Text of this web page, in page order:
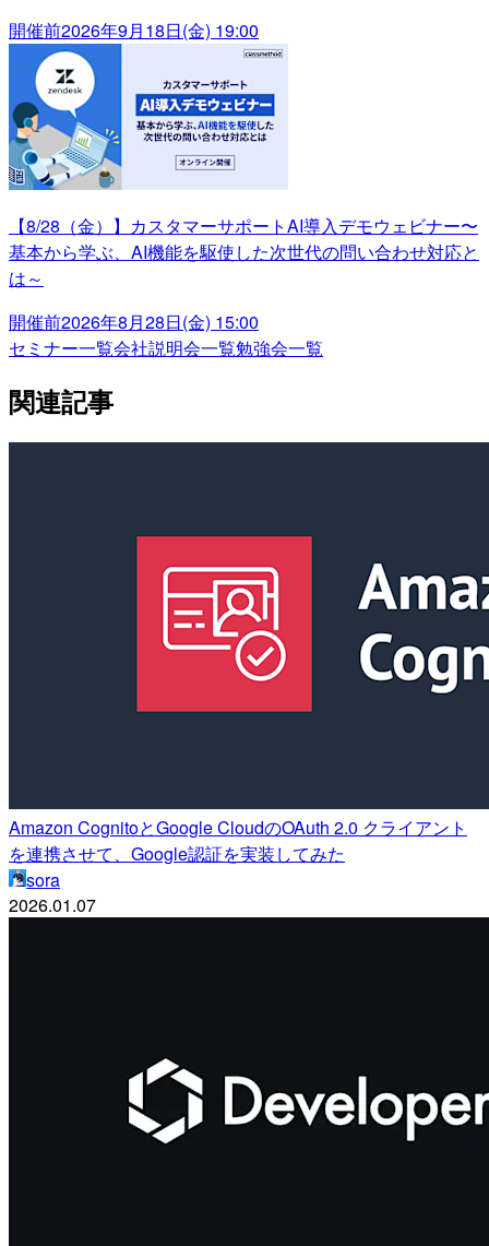
開催前2026年9月18日(金) 19:00
【8/28（金）】カスタマーサポートAI導入デモウェビナー〜
基本から学ぶ、AI機能を駆使した次世代の問い合わせ対応と
は～
開催前2026年8月28日(金) 15:00
セミナー一覧会社説明会一覧勉強会一覧
関連記事
Amazon CognitoとGoogle CloudのOAuth 2.0 クライアント
を連携させて、Google認証を実装してみた
sora
2026.01.07